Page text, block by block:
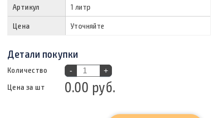
Артикул 1 литр
Цена Уточняйте
Детали покупки
Количество - +
Цена за шт 0.00 руб.